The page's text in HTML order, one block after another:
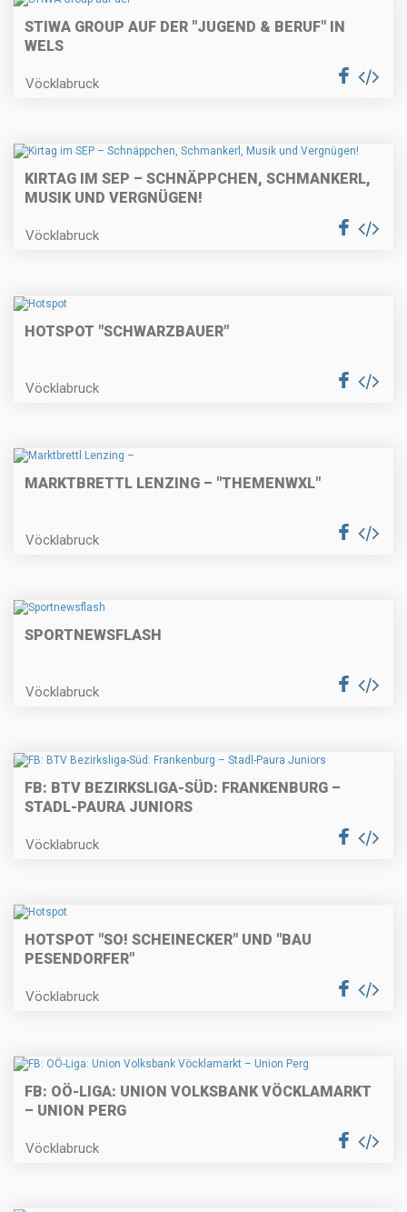
STIWA GROUP AUF DER "JUGEND & BERUF" IN
WELS
Vöcklabruck
KIRTAG IM SEP – SCHNÄPPCHEN, SCHMANKERL,
MUSIK UND VERGNÜGEN!
Vöcklabruck
HOTSPOT "SCHWARZBAUER"
Vöcklabruck
MARKTBRETTL LENZING – "THEMENWXL"
Vöcklabruck
SPORTNEWSFLASH
Vöcklabruck
FB: BTV BEZIRKSLIGA-SÜD: FRANKENBURG –
STADL-PAURA JUNIORS
Vöcklabruck
HOTSPOT "SO! SCHEINECKER" UND "BAU
PESENDORFER"
Vöcklabruck
FB: OÖ-LIGA: UNION VOLKSBANK VÖCKLAMARKT
– UNION PERG
Vöcklabruck